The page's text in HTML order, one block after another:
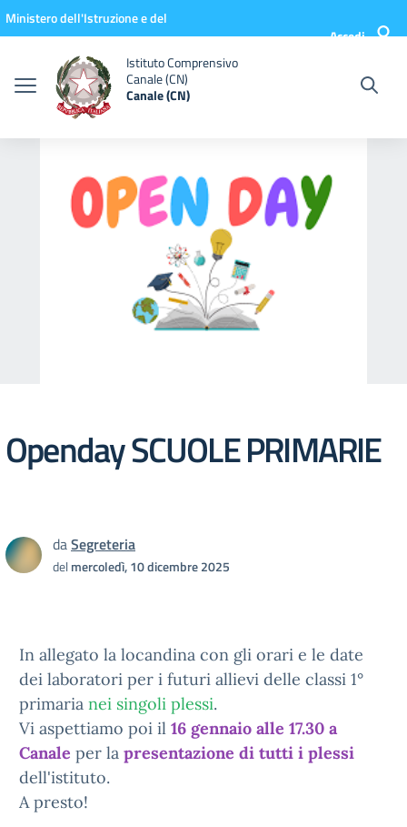
Vai ai contenuti
Vai al menu di navigazione
Vai al footer
Ministero dell'Istruzione e del
Accedi
Istituto Comprensivo
Canale (CN)
Canale (CN)
Openday SCUOLE PRIMARIE
daSegreteria
delmercoledì, 10 dicembre 2025
In allegato la locandina con gli orari e le date
dei laboratori per i futuri allievi delle classi 1°
primaria nei singoli plessi.
Vi aspettiamo poi il 16 gennaio alle 17.30 a
Canale per la presentazione di tutti i plessi
dell'istituto.
A presto!